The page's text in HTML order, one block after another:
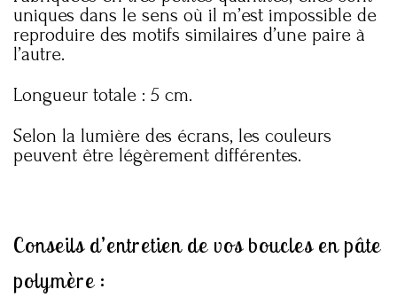
uniques dans le sens où il m’est impossible de
reproduire des motifs similaires d’une paire à
l’autre.
Longueur totale : 5 cm.
Selon la lumière des écrans, les couleurs
peuvent être légèrement différentes.
Conseils d’entretien de vos boucles en pâte
polymère :